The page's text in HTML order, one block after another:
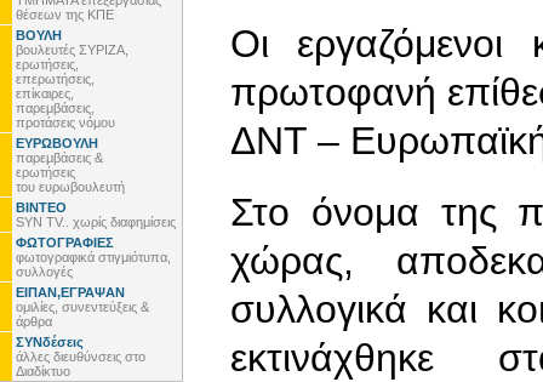
θέσεων της ΚΠΕ
ΒΟΥΛΗ
βουλευτές ΣΥΡΙΖΑ,
ερωτήσεις,
επερωτήσεις,
επίκαιρες,
παρεμβάσεις,
προτάσεις νόμου
ΕΥΡΩΒΟΥΛΗ
παρεμβάσεις &
ερωτήσεις
του ευρωβουλευτή
ΒΙΝΤΕΟ
SYN TV.. χωρίς διαφημίσεις
ΦΩΤΟΓΡΑΦΙΕΣ
φωτογραφικά στιγμιότυπα,
συλλογές
ΕΙΠΑΝ,ΕΓΡΑΨΑΝ
ομιλίες, συνεντεύξεις &
άρθρα
ΣΥΝδέσεις
άλλες διευθύνσεις στο
Διαδίκτυο
Οι
πρωτοφανή
ΔΝΤ –
Στο όνομα της
χώρας,
συλλογικά και
εκτινάχθηκε